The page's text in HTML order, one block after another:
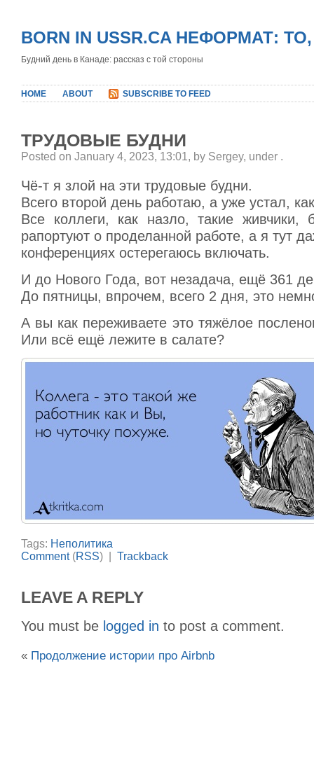
BORN IN USSR.CA НЕФОРМАТ:
Будний день в Канаде: рассказ с той стороны
HOME ABOUT SUBSCRIBE TO FEED
ТРУДОВЫЕ БУДНИ
Posted on January 4, 2023, 13:01, by Sergey, under .
Чё-т я злой на эти трудовые будни.
Всего второй день работаю, а уже устал,
Все коллеги, как назло, такие живчики,
рапортуют о проделанной работе, а я тут
конференциях остерегаюсь включать.
И до Нового Года, вот незадача, ещё 361
До пятницы, впрочем, всего 2 дня, это
А вы как переживаете это тяжёлое
Или всё ещё лежите в салате?
Tags: Неполитика
Comment(RSS) | Trackback
LEAVE A REPLY
You must be logged in to post a comment.
« Продолжение истории про Airbnb